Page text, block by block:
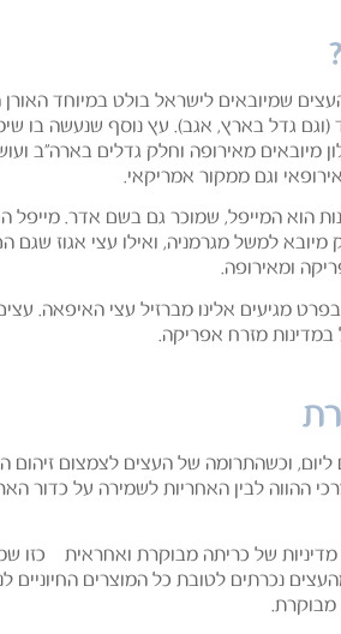
שמיובאים לישראל בולט במיוחד
(וגם גדל בארץ, אגב). עץ נוסף שנעשה בו
מיובאים מאירופה וחלק גדלים בארה"ב
וגם ממקור אמריקאי.
הוא המייפל, שמוכר גם בשם אדר. מייפל
למשל מגרמניה, ואילו עצי אגוז שגם
ומאירופה.
מגיעים אלינו מברזיל עצי האיפאה.
מזרח אפריקה.
וכשהתרומה של העצים לצמצום זיהום
ההווה לבין האחריות לשמירה על כדור
מדיניות של כריתה מבוקרת ואחראית – כזו
נכרתים לטובת כל המוצרים החיוניים
מבוקרת.